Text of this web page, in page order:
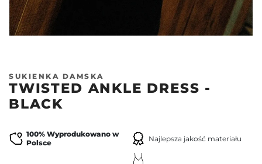
SUKIENKA DAMSKA
TWISTED ANKLE DRESS -
BLACK
100% Wyprodukowano w
Polsce
Najlepsza jakość materiału